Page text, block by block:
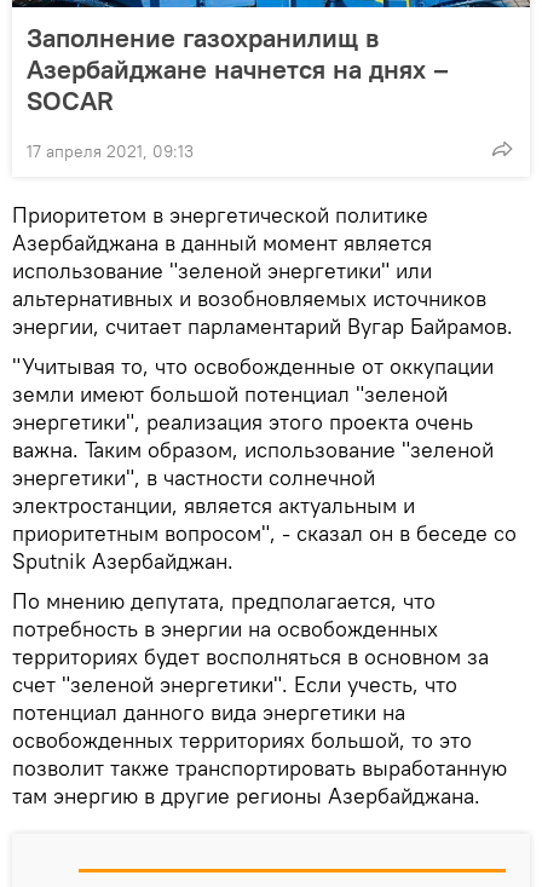
Заполнение газохранилищ в
Азербайджане начнется на днях –
SOCAR
17 апреля 2021, 09:13
Приоритетом в энергетической политике
Азербайджана в данный момент является
использование "зеленой энергетики" или
альтернативных и возобновляемых источников
энергии, считает парламентарий Вугар Байрамов.
"Учитывая то, что освобожденные от оккупации
земли имеют большой потенциал "зеленой
энергетики", реализация этого проекта очень
важна. Таким образом, использование "зеленой
энергетики", в частности солнечной
электростанции, является актуальным и
приоритетным вопросом", - сказал он в беседе со
Sputnik Азербайджан.
По мнению депутата, предполагается, что
потребность в энергии на освобожденных
территориях будет восполняться в основном за
счет "зеленой энергетики". Если учесть, что
потенциал данного вида энергетики на
освобожденных территориях большой, то это
позволит также транспортировать выработанную
там энергию в другие регионы Азербайджана.